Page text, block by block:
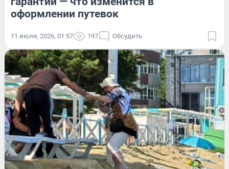
оформлении путевок
11 июля, 2026, 01:57 197 Обсудить